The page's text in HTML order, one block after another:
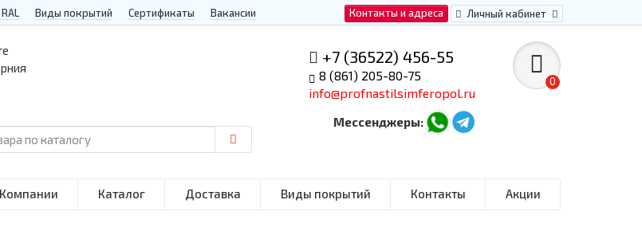
Контакты и адреса Личный кабинет
Виды покрытий Сертификаты Вакансии
+7 (36522) 456-55
8 (861) 205-80-75
info@profnastilsimferopol.ru
Мессенджеры:
0
Каталог Доставка Виды покрытий Контакты Акции